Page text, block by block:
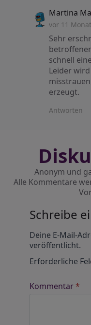
Martina
vor 11
Sehr
schnell
Leider
erzeugt.
Antworten
Anonym und
Alle Kommentare
Schreibe
Deine E-Mail-
veröffentlicht.
Erforderliche
Kommentar*